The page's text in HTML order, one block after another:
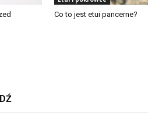
Co to jest etui pancerne?